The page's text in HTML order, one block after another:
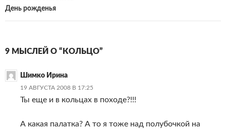
День рожденья
9 МЫСЛЕЙ О “КОЛЬЦО”
Шимко Ирина
19 АВГУСТА 2008 В 17:25
Ты еще и в кольцах в походе?!!!
А какая палатка? А то я тоже над полубочкой на